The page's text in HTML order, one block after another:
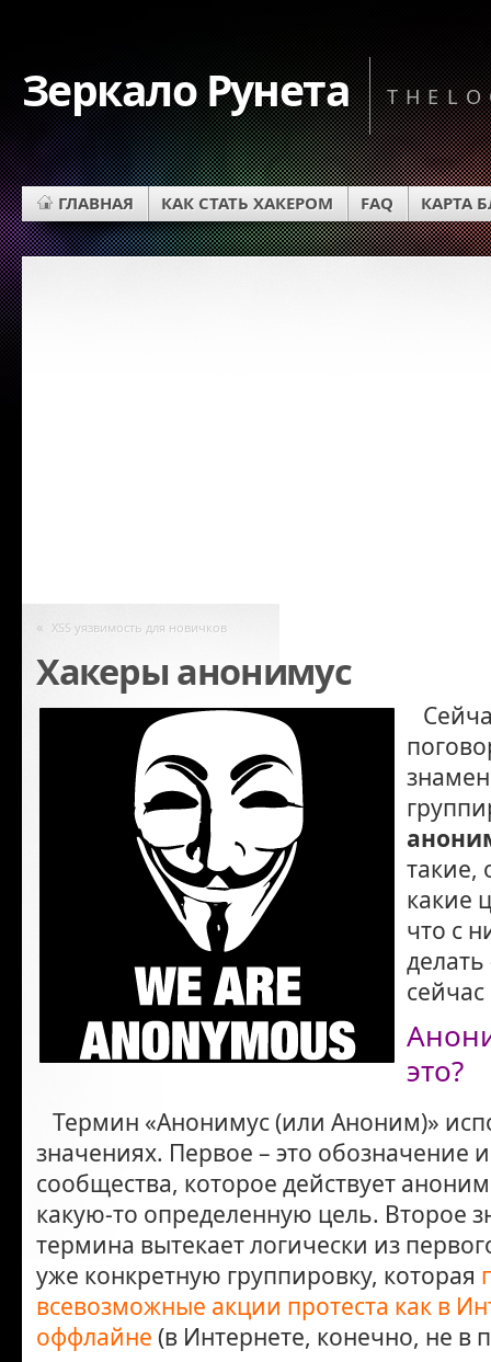
Зеркало Рунета
ГЛАВНАЯ КАК СТАТЬ ХАКЕРОМ FAQ КАРТА
« XSS уязвимость для новичков
Хакеры анонимус
такие,
какие
что с
это?
Термин «Анонимус (или Аноним)»
значениях. Первое – это обозначение
сообщества, которое действует
какую-то определенную цель. Второе
термина вытекает логически из
уже конкретную группировку, которая
всевозможные акции протеста как в
оффлайне (в Интернете, конечно, не